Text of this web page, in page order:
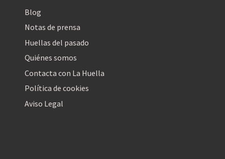
Blog
Notas de prensa
Huellas del pasado
Quiénes somos
Contacta con La Huella
Política de cookies
Aviso Legal